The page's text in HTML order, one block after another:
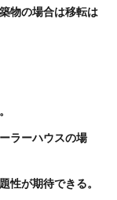
物の場合は移転は
ラーハウスの場
性が期待できる。